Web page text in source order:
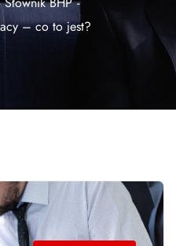
– co to jest?